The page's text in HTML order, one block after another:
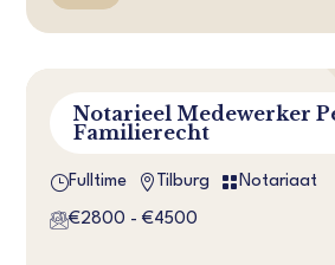
Notarieel Medewerker
Familierecht
}Fulltime  Tilburg Notariaat
€2800 - €4500